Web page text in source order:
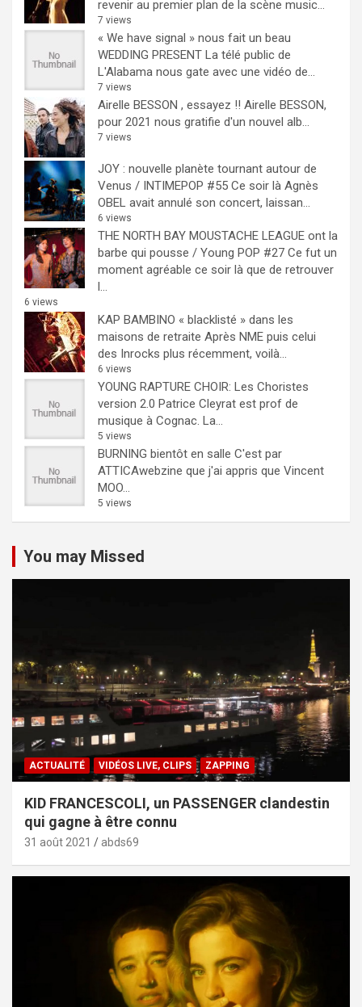
revenir au premier plan de la scène music...
7 views
« We have signal » nous fait un beau
WEDDING PRESENT La télé public de
L'Alabama nous gate avec une vidéo de...
7 views
Airelle BESSON , essayez !! Airelle BESSON,
pour 2021 nous gratifie d'un nouvel alb...
7 views
JOY : nouvelle planète tournant autour de
Venus / INTIMEPOP #55 Ce soir là Agnès
OBEL avait annulé son concert, laissan...
6 views
THE NORTH BAY MOUSTACHE LEAGUE ont la
barbe qui pousse / Young POP #27 Ce fut un
moment agréable ce soir là que de retrouver
l...
6 views
KAP BAMBINO « blacklisté » dans les
maisons de retraite Après NME puis celui
des Inrocks plus récemment, voilà...
6 views
YOUNG RAPTURE CHOIR: Les Choristes
version 2.0 Patrice Cleyrat est prof de
musique à Cognac. La...
5 views
BURNING bientôt en salle C'est par
ATTICAwebzine que j'ai appris que Vincent
MOO...
5 views
You may Missed
ACTUALITÉ VIDÉOS LIVE, CLIPS ZAPPING
KID FRANCESCOLI, un PASSENGER clandestin
qui gagne à être connu
31 août 2021 abds69